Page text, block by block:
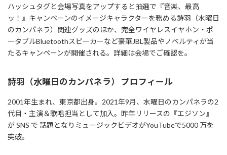
ハッシュタグと会場写真をアップすると抽選で『音楽、最高
ッ！』キャンペーンのイメージキャラクターを務める詩羽（水曜日
のカンパネラ）関連グッズのほか、完全ワイヤレスイヤホン・ポ
ータブルBluetoothスピーカーなど豪華JBL製品やノベルティが当
たるキャンペーンが開催される。詳細は会場でご確認を。
詩羽（水曜日のカンパネラ） プロフィール
2001年生まれ、東京都出身。2021年9月、水曜日のカンパネラの2
代目・主演＆歌唱担当として加入。昨年リリースの『エジソン』
が SNS で 話題となりミュージックビデオがYouTubeで5000 万を
突破。